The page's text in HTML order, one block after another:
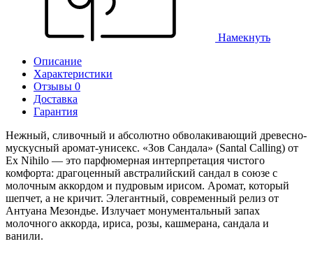
Намекнуть
Описание
Характеристики
Отзывы 0
Доставка
Гарантия
Нежный, сливочный и абсолютно обволакивающий древесно-
мускусный аромат-унисекс. «Зов Сандала» (Santal Calling) от
Ex Nihilo — это парфюмерная интерпретация чистого
комфорта: драгоценный австралийский сандал в союзе с
молочным аккордом и пудровым ирисом. Аромат, который
шепчет, а не кричит. Элегантный, современный релиз от
Антуана Мезондье. Излучает монументальный запах
молочного аккорда, ириса, розы, кашмерана, сандала и
ванили.